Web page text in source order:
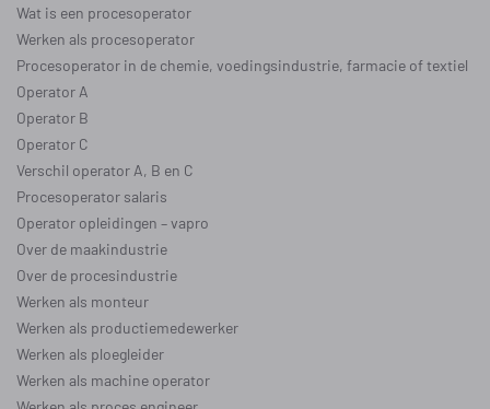
Wat is een procesoperator
Werken als procesoperator
Procesoperator in de chemie, voedingsindustrie, farmacie oftextiel
Operator A
Operator B
Operator C
Verschil operator A, B en C
Procesoperator salaris
Operator opleidingen –vapro
Over de maakindustrie
Over de procesindustrie
Werken als monteur
Werken als productiemedewerker
Werken als ploegleider
Werken als machine operator